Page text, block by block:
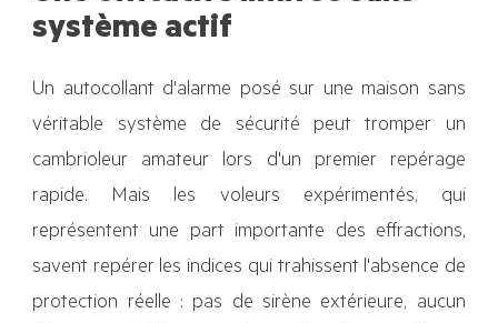
système actif
Un autocollant d'alarme posé sur une maison sans
véritable système de sécurité peut tromper un
cambrioleur amateur lors d'un premier repérage
rapide. Mais les voleurs expérimentés, qui
représentent une part importante des effractions,
savent repérer les indices qui trahissent l'absence de
protection réelle : pas de sirène extérieure, aucun